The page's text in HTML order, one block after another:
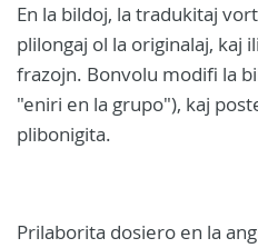
En la bildoj, la tradukitaj
plilongaj ol la originalaj, kaj
frazojn. Bonvolu modifi la
"eniri en la grupo"), kaj
plibonigita.
Prilaborita dosiero en la